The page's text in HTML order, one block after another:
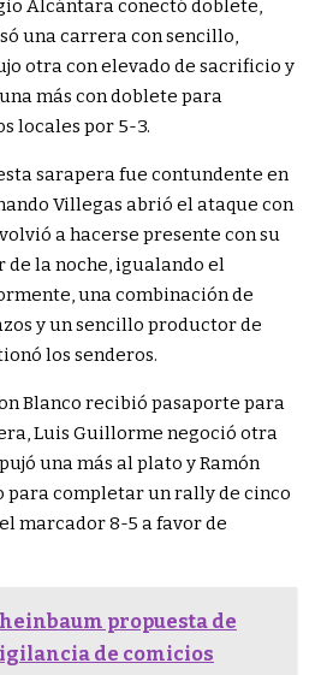
Alcántara conectó doblete,
una carrera con sencillo,
otra con elevado de sacrificio y
más con doblete para
locales por 5-3.
sarapera fue contundente en
Villegas abrió el ataque con
a hacerse presente con su
la noche, igualando el
una combinación de
y un sencillo productor de
los senderos.
Blanco recibió pasaporte para
Luis Guillorme negoció otra
una más al plato y Ramón
para completar un rally de cinco
marcador 8-5 a favor de
propuesta de
de comicios